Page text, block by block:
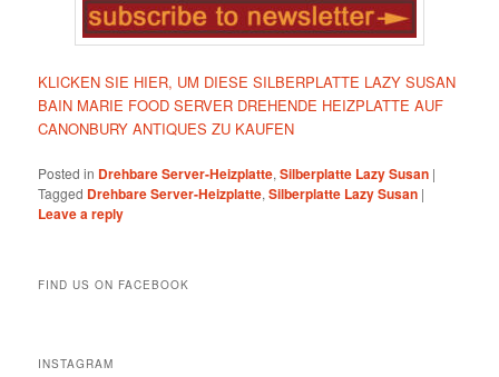
KLICKEN SIE HIER, UM DIESE SILBERPLATTE LAZY SUSAN
BAIN MARIE FOOD SERVER DREHENDE HEIZPLATTE AUF
CANONBURY ANTIQUES ZU KAUFEN
Posted in Drehbare Server-Heizplatte,Silberplatte Lazy Susan |
Tagged Drehbare Server-Heizplatte,Silberplatte Lazy Susan |
Leave a reply
FIND US ON FACEBOOK
INSTAGRAM